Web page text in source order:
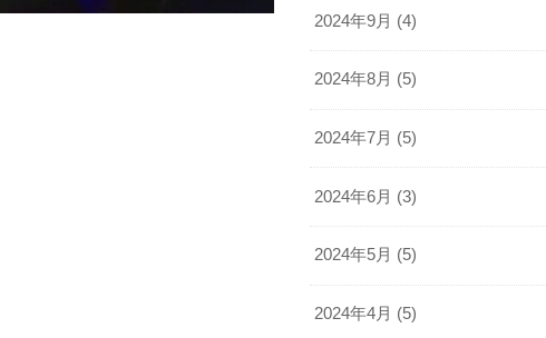
2024年9月 (4)
2024年8月 (5)
2024年7月 (5)
2024年6月 (3)
2024年5月 (5)
2024年4月 (5)